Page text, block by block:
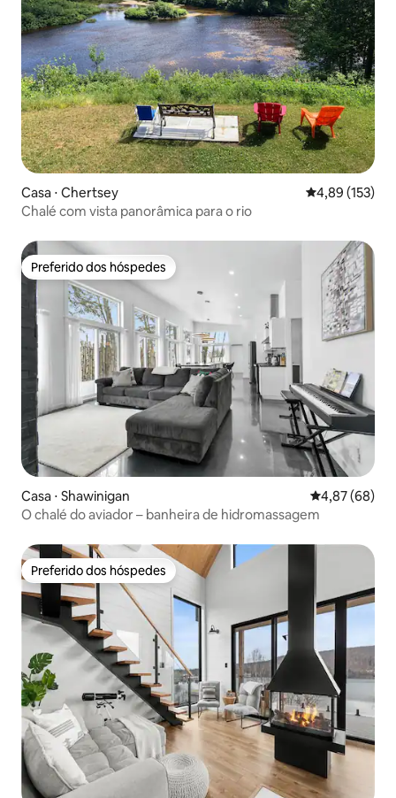
Casa ⋅ Chertsey 4,89 de uma
4,89 (153)
Chalé com vista panorâmica para o rio
Preferido dos hóspedes
Preferido dos hóspedes
Casa ⋅ Shawinigan 4,87 de uma
4,87 (68)
O chalé do aviador – banheira de hidromassagem
Preferido dos hóspedes
Preferido dos hóspedes